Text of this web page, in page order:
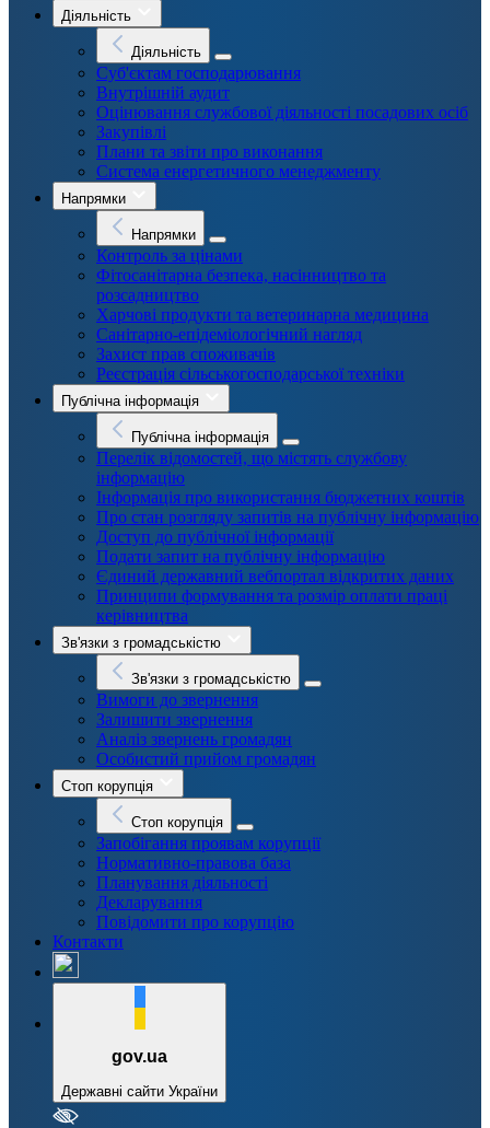
Діяльність
Діяльність
Суб'єктам господарювання
Внутрішній аудит
Оцінювання службової діяльності посадових осіб
Закупівлі
Плани та звіти про виконання
Система енергетичного менеджменту
Напрямки
Напрямки
Контроль за цінами
Фітосанітарна безпека, насінництво та
розсадництво
Харчові продукти та ветеринарна медицина
Санітарно-епідеміологічний нагляд
Захист прав споживачів
Реєстрація сільськогосподарської техніки
Публічна інформація
Публічна інформація
Перелік відомостей, що містять службову
інформацію
Інформація про використання бюджетних коштів
Про стан розгляду запитів на публічну інформацію
Доступ до публічної інформації
Подати запит на публічну інформацію
Єдиний державний вебпортал відкритих даних
Принципи формування та розмір оплати праці
керівництва
Зв'язки з громадськістю
Зв'язки з громадськістю
Вимоги до звернення
Залишити звернення
Аналіз звернень громадян
Особистий прийом громадян
Стоп корупція
Стоп корупція
Запобігання проявам корупції
Нормативно-правова база
Планування діяльності
Декларування
Повідомити про корупцію
Контакти
gov.ua
Державні сайти України